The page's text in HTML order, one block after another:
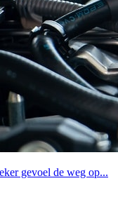
gevoel de weg op...